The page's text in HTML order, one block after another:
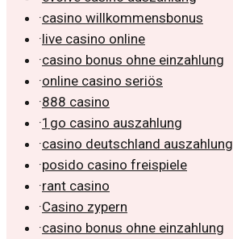
·casino willkommensbonus
·live casino online
·casino bonus ohne einzahlung
·online casino seriös
·888 casino
·1go casino auszahlung
·casino deutschland auszahlung
·posido casino freispiele
·rant casino
·Casino zypern
·casino bonus ohne einzahlung